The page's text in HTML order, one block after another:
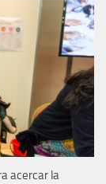
acercar la